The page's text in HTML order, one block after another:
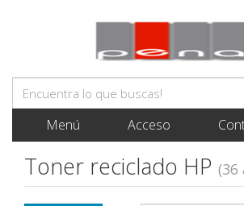
Menú Acceso
Toner reciclado HP (36